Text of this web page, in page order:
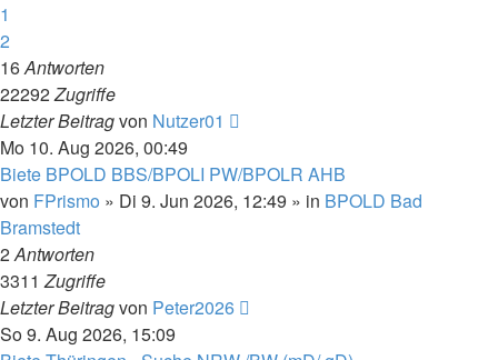
1
2
16Antworten
22292Zugriffe
Letzter Beitragvon Nutzer01
Mo 10. Aug 2026, 00:49
Biete BPOLD BBS/BPOLI PW/BPOLR AHB
von FPrismo » Di 9. Jun 2026, 12:49 » in BPOLD Bad
Bramstedt
2Antworten
3311Zugriffe
Letzter Beitragvon Peter2026
So 9. Aug 2026, 15:09